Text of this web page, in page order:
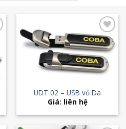
Add to
Wishlist
UDT 02 – USB vỏ Da
Giá: liên hệ